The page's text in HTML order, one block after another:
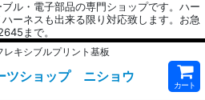
ル・電子部品の専門ショップです。ハー
ーネスも出来る限り対応致します。お急
まで。
レキシブルプリント基板
ツショップ ニショウ
カート